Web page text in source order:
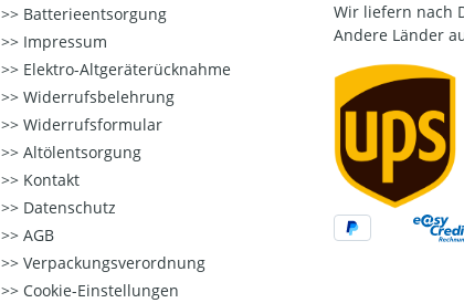
Batterieentsorgung
Impressum
Elektro-Altgeräterücknahme
Widerrufsbelehrung
Widerrufsformular
Altölentsorgung
Kontakt
Datenschutz
AGB
Verpackungsverordnung
Cookie-Einstellungen
Wir liefern nach
Andere Länder